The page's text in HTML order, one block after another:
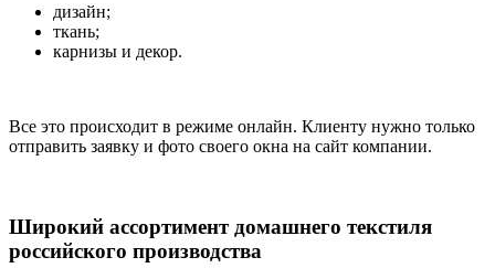
дизайн;
ткань;
карнизы и декор.
Все это происходит в режиме онлайн. Клиенту нужно только
отправить заявку и фото своего окна на сайт компании.
Широкий ассортимент домашнего текстиля
российского производства